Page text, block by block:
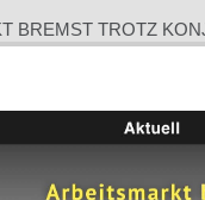
BREMST TROTZ